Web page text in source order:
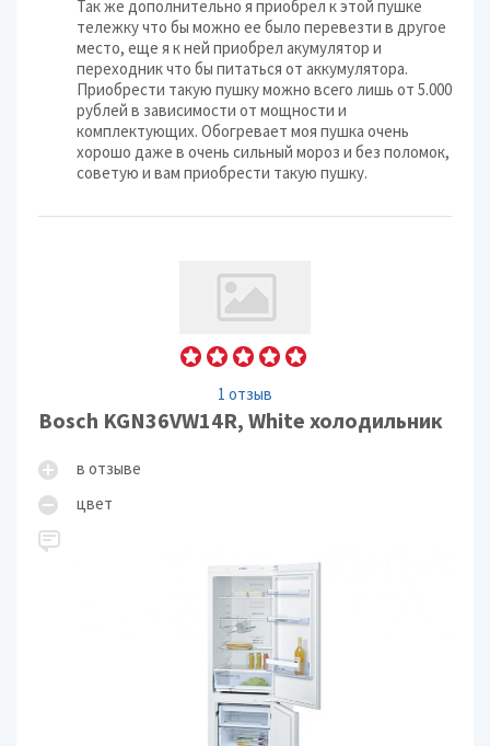
Так же дополнительно я приобрел к этой пушке
тележку что бы можно ее было перевезти в другое
место, еще я к ней приобрел акумулятор и
переходник что бы питаться от аккумулятора.
Приобрести такую пушку можно всего лишь от 5.000
рублей в зависимости от мощности и
комплектующих. Обогревает моя пушка очень
хорошо даже в очень сильный мороз и без поломок,
советую и вам приобрести такую пушку.
1 отзыв
Bosch KGN36VW14R, White холодильник
в отзыве
цвет